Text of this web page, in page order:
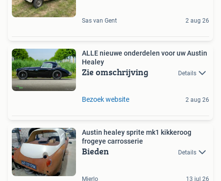
Sas van Gent 2 aug 26
ALLE nieuwe onderdelen voor uw Austin
Healey
Zie omschrijving Details
Bezoek website 2 aug 26
Austin healey sprite mk1 kikkeroog
frogeye carrosserie
Bieden Details
Mierlo 13 jul 26